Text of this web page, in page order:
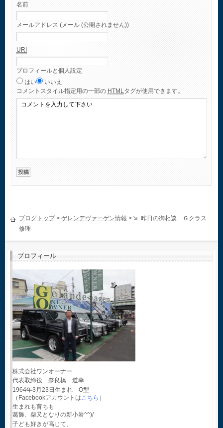
名前
メールアドレス (メール (公開されません))
URI
プロフィールと個人設定
はい
いいえ
コメント スタイル指定用の一部の HTMLタグが使用できます。
ブログトップ> ゲレンデヴァーゲン情報 >
昨日の御相談 Ｇクラス
修理
プロフィール
株式会社ワンオーナー
代表取締役 奈良橋 道幸
1964年3月23日生まれ O型
（Facebookアカウントはこちら ）
生まれも育ちも
葛飾、柴又となりの新小岩^^)/
子ども好きが高じて、